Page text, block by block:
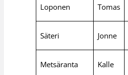
Loponen Tomas
Säteri Jonne
Metsäranta Kalle